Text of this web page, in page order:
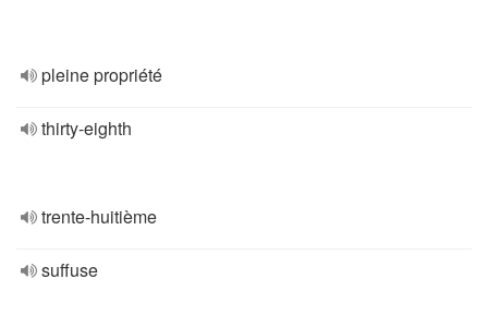
pleine propriété
thirty-eighth
trente-huitième
suffuse